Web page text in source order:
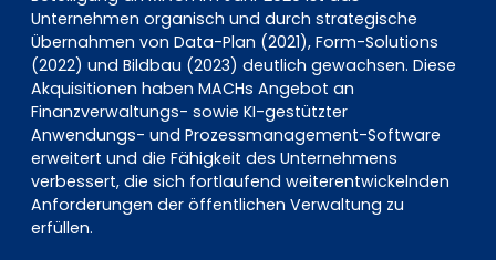
Unternehmen organisch und durch strategische
Übernahmen von Data-Plan (2021), Form-Solutions
(2022) und Bildbau (2023) deutlich gewachsen. Diese
Akquisitionen haben MACHs Angebot an
Finanzverwaltungs- sowie KI-gestützter
Anwendungs- und Prozessmanagement-Software
erweitert und die Fähigkeit des Unternehmens
verbessert, die sich fortlaufend weiterentwickelnden
Anforderungen der öffentlichen Verwaltung zu
erfüllen.